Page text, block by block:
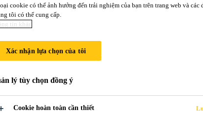
HỢP SÀI
cookie có thể ảnh hưởng đến trải nghiệm của bạn trên trang web và các
tôi có thể cung cấp.
tin khác
Xác nhận lựa chọn của tôi
lý tùy chọn đồng ý
Cookie hoàn toàn cần thiết